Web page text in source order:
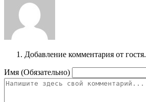
Добавление комментария от гостя.
Имя (Обязательно)